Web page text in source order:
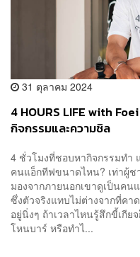
31 ตุลาคม 2024
4 HOURS LIFE with
กิจกรรมและความชิล
4 ชั่วโมงที่ชอบหากิจกรรมท
คนแอ็กทีฟขนาดไหน? เท่าผู้ช
มองจากภายนอกเขาดูเป็นค
ซึ่งตัวจริงแทบไม่ต่างจากที่คา
อยู่นิ่งๆ ถ้าเวลาไหนรู้สึกขี้เกี
โหนบาร์ หรือทำไ...